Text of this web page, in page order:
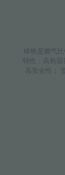
铸铁是燃气
特性：高热容
高安全性；